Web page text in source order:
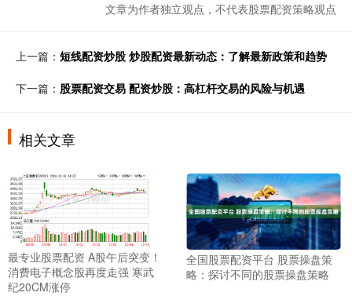
文章为作者独立观点，不代表股票配资策略观点
上一篇： 短线配资炒股 炒股配资最新动态：了解最新政策和趋势
下一篇： 股票配资交易 配资炒股：高杠杆交易的风险与机遇
相关文章
最专业股票配资 A股午后突变！
消费电子概念股再度走强 寒武
纪20CM涨停
全国股票配资平台 股票操盘策
略：探讨不同的股票操盘策略